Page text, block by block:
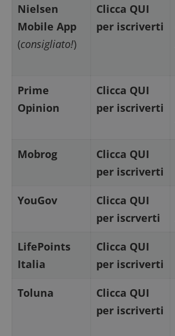
Nielsen
Mobile App
(consigliato!)
Clicca QUI
per iscriverti
Prime
Opinion
Clicca QUI
per iscriverti
Mobrog
Clicca QUI
per iscriverti
YouGov
Clicca QUI
per iscrverti
LifePoints
Italia
Clicca QUI
per iscriverti
Toluna
Clicca QUI
per iscriverti
__eoi
.dimmicosacerchi.it